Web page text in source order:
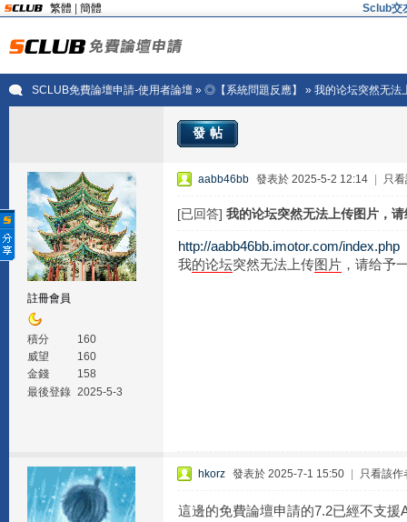
繁體 簡體 Sclub交
SCLUB免費論壇申請-使用者論壇» ◎【系統問題反應】 » 我的论坛突然无法
發帖
註冊會員
積分
160
威望
160
金錢
158
最後登錄 2025-5-3
aabb46bb 發表於 2025-5-2 12:14 只
[已回答] 我的论坛突然无法上传图片，
http://aabb46bb.imotor.com/index.php
我的论坛突然无法上传图片，请给予
hkorz 發表於 2025-7-1 15:50 只看該作
這邊的免費論壇申請的7.2已經不支援